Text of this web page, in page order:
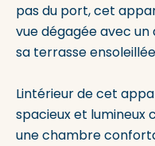
pas du port, cet
vue dégagée avec
sa terrasse
Lintérieur de cet
spacieux et lumineux
une chambre